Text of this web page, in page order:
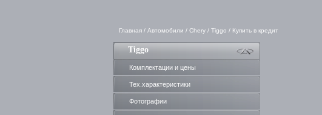
Главная / Автомобили / Chery / Tiggo / Купить в кредит
Tiggo
Комплектации и цены
Тех.характеристики
Фотографии